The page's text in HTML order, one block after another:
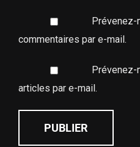
Prévenez-
commentaires par e-mail.
Prévenez-
articles par e-mail.